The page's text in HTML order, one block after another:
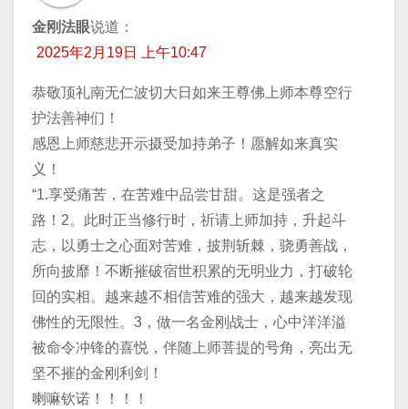
金刚法眼说道：
2025年2月19日 上午10:47
恭敬顶礼南无仁波切大日如来王尊佛上师本尊空行
护法善神们！
感恩上师慈悲开示摄受加持弟子！愿解如来真实
义！
“1.享受痛苦，在苦难中品尝甘甜。这是强者之
路！2。此时正当修行时，祈请上师加持，升起斗
志，以勇士之心面对苦难，披荆斩棘，骁勇善战，
所向披靡！不断摧破宿世积累的无明业力，打破轮
回的实相。越来越不相信苦难的强大，越来越发现
佛性的无限性。3，做一名金刚战士，心中洋洋溢
被命令冲锋的喜悦，伴随上师菩提的号角，亮出无
坚不摧的金刚利剑！
喇嘛钦诺！！！！